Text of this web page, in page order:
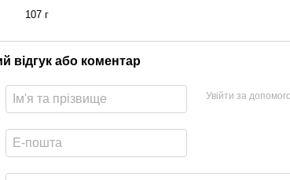
107 г
відгук або коментар
Увійти за